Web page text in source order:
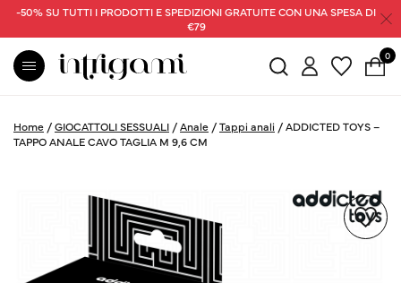
-50% SU TUTTI I PRODOTTI E SPEDIZIONI GRATUITE CON UNA SPESA DI
€79
0
Home /GIOCATTOLI SESSUALI /Anale /Tappi anali /ADDICTED TOYS –
TAPPO ANALE CAVO TAGLIA M 9,6 CM